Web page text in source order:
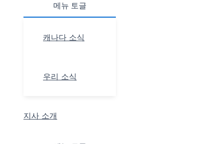
메뉴 토글
캐나다 소식
우리 소식
지사 소개